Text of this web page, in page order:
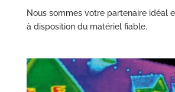
Nous sommes votre partenaire idéal
à disposition du matériel fiable.